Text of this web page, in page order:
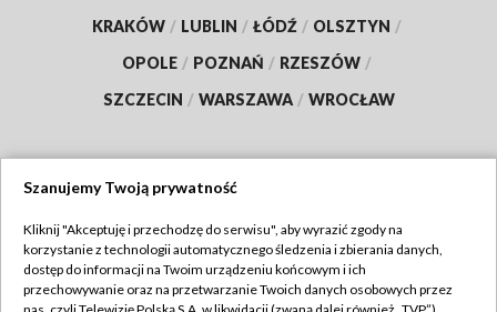
KRAKÓW / LUBLIN / ŁÓDŹ / OLSZTYN /
OPOLE / POZNAŃ / RZESZÓW /
SZCZECIN / WARSZAWA / WROCŁAW
TVP
Abonament TVP
Regulamin TVP
Szanujemy Twoją prywatność
Kliknij "Akceptuję i przechodzę do serwisu", aby wyrazić zgody na
korzystanie z technologii automatycznego śledzenia i zbierania danych,
dostęp do informacji na Twoim urządzeniu końcowym i ich
przechowywanie oraz na przetwarzanie Twoich danych osobowych przez